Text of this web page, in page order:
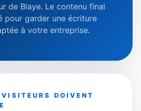
de Blaye. Le contenu final
pour garder une écriture
à votre entreprise.
DOIVENT